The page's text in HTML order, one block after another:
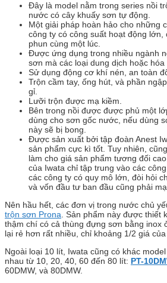
Đây là model nằm trong series nồi
nước có cây khuấy sơn tự động.
Một giải pháp hoàn hảo cho những
công ty có công suất hoạt động lớn,
phun cùng một lúc.
Được ứng dụng trong nhiều ngành
sơn mà các loại dung dịch hoặc hóa
Sử dụng động cơ khí nén, an toàn
Trộn cầm tay, ống hút, và phần
gỉ.
Lưỡi trộn được mạ kiềm.
Bên trong nồi được được phủ một
dùng cho sơn gốc nước, nếu dùng
này sẽ bị bong.
Được sản xuất bởi tập đoàn Anest
sản phẩm cực kì tốt. Tuy nhiên,
làm cho giá sản phẩm tương đối
của Iwata chỉ tập trung vào các
các công ty có quy mô lớn, đòi hỏi
và vốn đầu tư ban đầu cũng phải
Nên hầu hết, các đơn vị trong nước chủ
trộn sơn Prona . Sản phẩm này được thiết
thậm chí có cả thùng đựng sơn bằng inox
lại rẻ hơn rất nhiều, chỉ khoảng 1/2 giá của
Ngoài loại 10 lít, Iwata cũng có khác
nhau từ 10, 20, 40, 60 đến 80 lít: PT-
60DMW, và 80DMW.